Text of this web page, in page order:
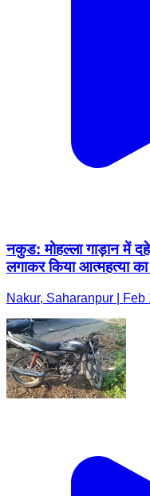
नकुड: मोहल्ला गाड़ान में
लगाकर किया आत्महत्या
Nakur, Saharanpur | Feb